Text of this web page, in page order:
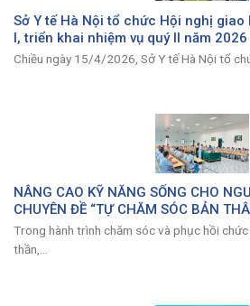
Sở Y tế Hà Nội tổ chức Hội nghị
I, triển khai nhiệm vụ quý II năm 2026
Chiều ngày 15/4/2026, Sở Y tế Hà Nội tổ
NÂNG CAO KỸ NĂNG SỐNG CHO
CHUYÊN ĐỀ “TỰ CHĂM SÓC BẢN
Trong hành trình chăm sóc và phục hồi
thần,...